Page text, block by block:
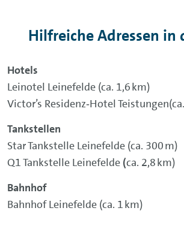
Hilfreiche Adressen in
Hotels
Leinotel Leinefelde (ca. 1,6 km)
Victor’s Residenz‑Hotel
Tankstellen
Star Tankstelle Leinefelde (ca. 300 m)
Q1 Tankstelle Leinefelde (ca. 2,8 km)
Bahnhof
Bahnhof Leinefelde (ca. 1 km)